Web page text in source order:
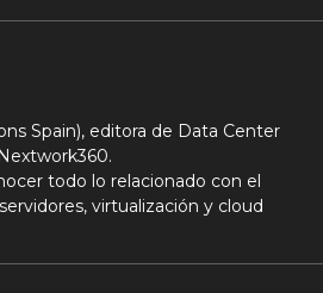
Spain), editora de Data Center
todo lo relacionado con el
virtualización y cloud